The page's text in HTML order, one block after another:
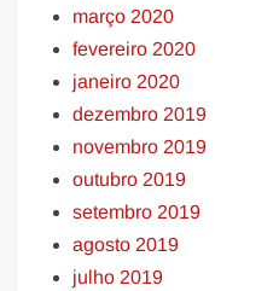
março 2020
fevereiro 2020
janeiro 2020
dezembro 2019
novembro 2019
outubro 2019
setembro 2019
agosto 2019
julho 2019